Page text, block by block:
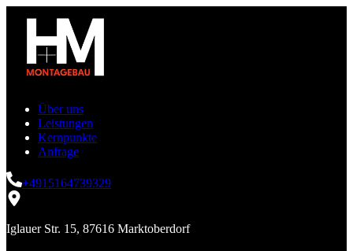
Über uns
Leistungen
Kernpunkte
Anfrage
+4915164739329
Iglauer Str. 15, 87616 Marktoberdorf